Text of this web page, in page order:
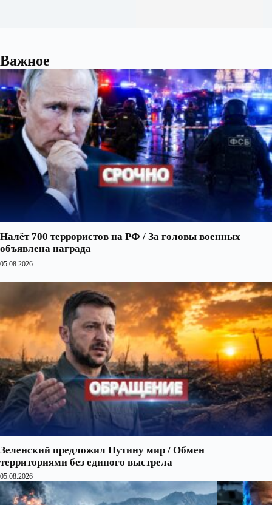
Важное
Налёт 700 террористов на РФ / За головы военных
объявлена награда
05.08.2026
Зеленский предложил Путину мир / Обмен
территориями без единого выстрела
05.08.2026